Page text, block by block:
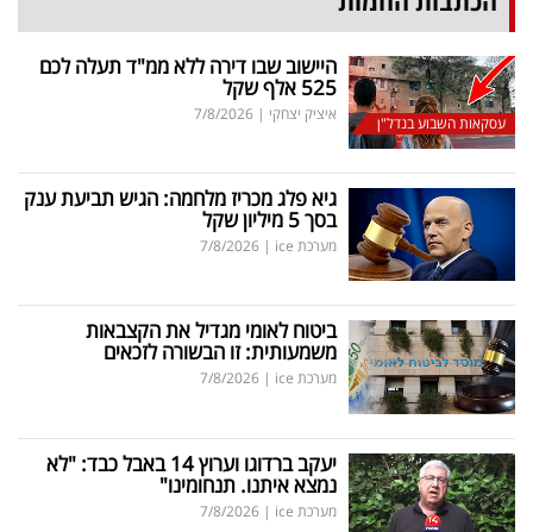
עסקאות השבוע בנדל"ן
היישוב שבו דירה ללא ממ"ד תעלה לכם
525 אלף שקל
איציק יצחקי |
7/8/2026
גיא פלג מכריז מלחמה: הגיש תביעת ענק
בסך 5 מיליון שקל
מערכת ice |
7/8/2026
ביטוח לאומי מגדיל את הקצבאות
משמעותית: זו הבשורה לזכאים
מערכת ice |
7/8/2026
יעקב ברדוגו וערוץ 14 באבל כבד: "לא
נמצא איתנו. תנחומינו"
מערכת ice |
7/8/2026